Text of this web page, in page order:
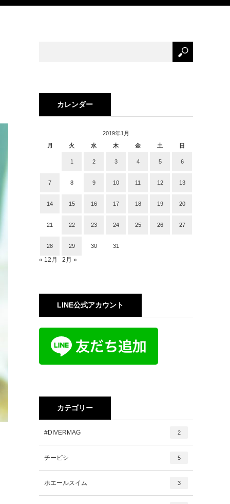
カレンダー
2019年1月
月
火 水 木 金 土 日
1 2 3 4 5 6
7 8 9 10 11 12 13
14 15 16 17 18 19 20
21 22 23 24 25 26 27
28 29 30 31
« 12月 2月 »
LINE公式アカウント
カテゴリー
#DIVERMAG 2
チービシ 5
ホエールスイム 3